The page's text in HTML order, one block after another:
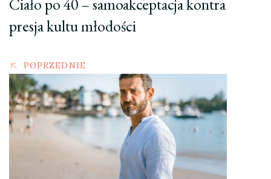
Ciało po 40 – samoakceptacja kontra
presja kultu młodości
POPRZEDNIE